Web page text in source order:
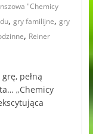
"Chemicy
, gry familijne, gry
, Reiner
pełną
„Chemicy